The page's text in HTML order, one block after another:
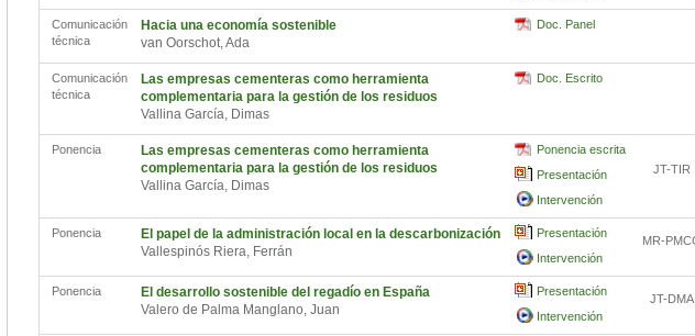
Comunicación
técnica
Hacia una economía sostenible
van Oorschot, Ada
Doc. Panel
Comunicación
técnica
Las empresas cementeras como herramienta
complementaria para la gestión de los residuos
Vallina García, Dimas
Doc. Escrito
Ponencia
Las empresas cementeras como herramienta
complementaria para la gestión de los residuos
Vallina García, Dimas
Ponencia escrita
Presentación
Intervención
JT-TIR
Ponencia
El papel de la administración local en la descarbonización
Vallespinós Riera, Ferrán
Presentación
Intervención
MR-
Ponencia
El desarrollo sostenible del regadío en España
Valero de Palma Manglano, Juan
Presentación
Intervención
JT-DMA